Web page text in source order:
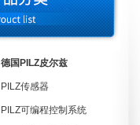
德国PILZ皮尔兹
PILZ传感器
PILZ可编程控制系统